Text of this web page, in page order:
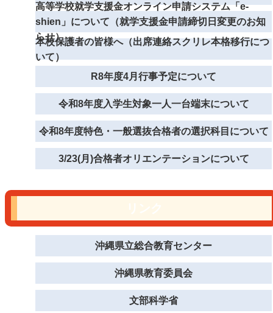
高等学校就学支援金オンライン申請システム「e-
shien」について（就学支援金申請締切日変更のお知
らせ）
本校保護者の皆様へ（出席連絡スクリレ本格移行につ
いて）
R8年度4月行事予定について
令和8年度入学生対象一人一台端末について
令和8年度特色・一般選抜合格者の選択科目について
3/23(月)合格者オリエンテーションについて
沖縄県立総合教育センター
沖縄県教育委員会
文部科学省